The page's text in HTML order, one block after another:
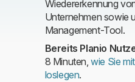
Wiedererkennung
Unternehmen sowie
Management-Tool.
Bereits Planio
8 Minuten,wie Sie
loslegen.